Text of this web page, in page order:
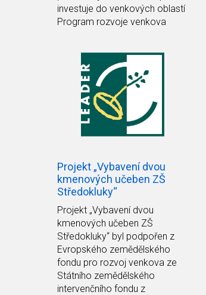
Projekt „Vybavení dvou
kmenových učeben ZŠ
Středokluky“
Projekt „Vybavení dvou
kmenových učeben ZŠ
Středokluky“ byl podpořen z
Evropského zemědělského
fondu pro rozvoj venkova ze
Státního zemědělského
intervenčního fondu z